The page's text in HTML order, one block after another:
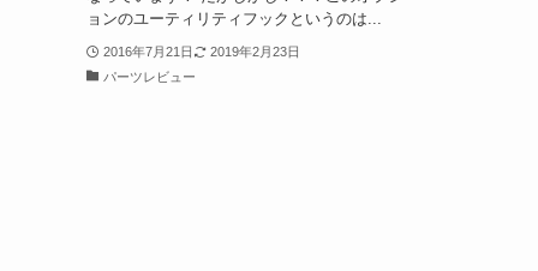
ョンのユーティリティフックというのは...
2016年7月21日
2019年2月23日
パーツレビュー